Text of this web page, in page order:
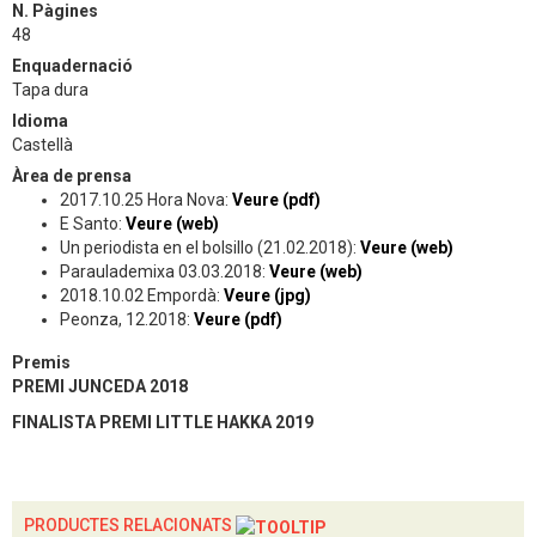
N. Pàgines
48
Enquadernació
Tapa dura
Idioma
Castellà
Àrea de prensa
2017.10.25 Hora Nova: Veure (pdf)
E Santo: Veure (web)
Un periodista en el bolsillo (21.02.2018): Veure (web)
Paraulademixa 03.03.2018: Veure (web)
2018.10.02 Empordà: Veure (jpg)
Peonza, 12.2018: Veure (pdf)
Premis
PREMI JUNCEDA 2018
FINALISTA PREMI LITTLE HAKKA 2019
PRODUCTES RELACIONATS